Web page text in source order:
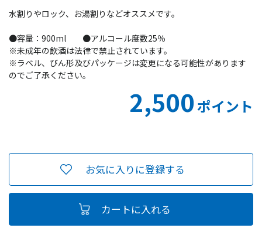
水割りやロック、お湯割りなどオススメです。
●容量：900ml ●アルコール度数25％
※未成年の飲酒は法律で禁止されています。
※ラベル、びん形及びパッケージは変更になる可能性があります
のでご了承ください。
2,500ポイント
お気に入りに登録する